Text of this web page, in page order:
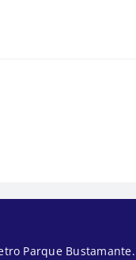
Parque Bustamante.